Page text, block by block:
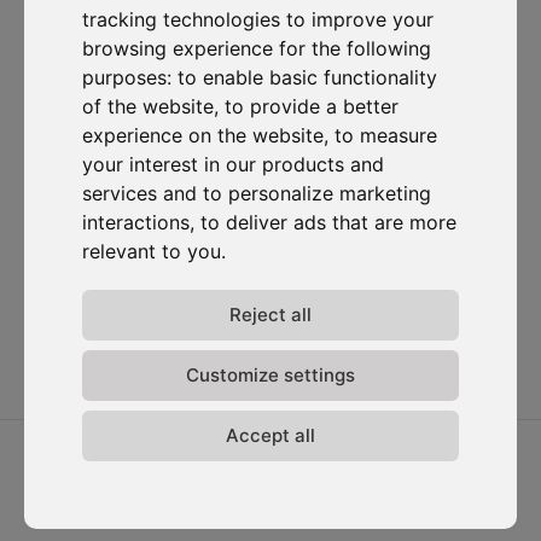
tracking technologies to improve your
browsing experience for the following
purposes: to enable basic functionality
of the website, to provide a better
experience on the website, to measure
your interest in our products and
services and to personalize marketing
interactions, to deliver ads that are more
relevant to you.
Reject all
Customize settings
Accept all
Abonneer je op onze nieuwsbrief
Oplossingen
Carbon Cockpit
Academie
D-
Carbonize
Over ons
Het team
Jobs
Privacy van
gegevens
Algemene
voorwaarden
Bronnen
Case studies
Blog
Webinars
Media
ons
Contacteer
Inloggen in
Carbon
2026 © D-Carbonize. Alle rechten voorbehouden.